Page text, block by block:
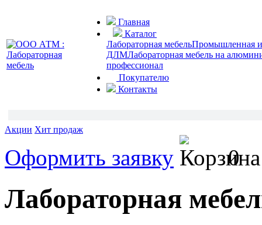
Главная
Каталог
Лабораторная мебельПромышленная и
ДЛМЛабораторная мебель на
профессионал
Покупателю
Контакты
Акции Хит продаж
Оформить заявку 0
Лабораторная